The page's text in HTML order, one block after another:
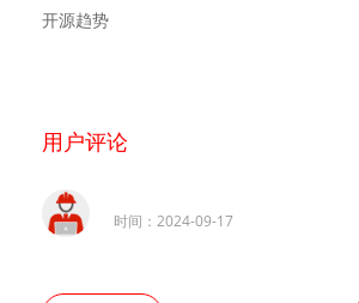
开源趋势
用户评论
时间：2024-09-17